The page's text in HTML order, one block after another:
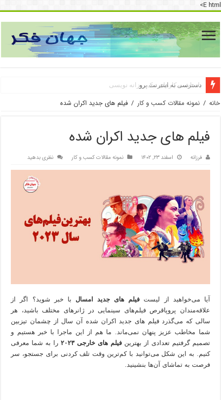
E html>
دسترسی به اینترنت پرو
خانه / نمونه مقالات کسب و کار / فیلم های جدید اکران شده
فیلم های جدید اکران شده
فرزانه اسفند ۲۳, ۱۴۰۲ نمونه مقالات کسب و کار نظری بدهید
آیا می‌خواهید از لیست فیلم های جدید امسال با خبر شوید؟ اگر از
علاقه‌مندان پروپاقرص فیلم‌های سینمایی در ژانرهای مختلف باشید، هر
سالی که می‌گذرد فیلم های جدید اکران شده آن سال از چشمان تیزبین
شما مخاطب عزیز پنهان نمی‌ماند. ما هم از این ماجرا با خبر هستیم و
تصمیم گرفتیم تعدادی از بهترینفیلم های خارجی ۲۰۲۳
را به شما معرفی
کنیم. به این شکل می‌توانید با کم‌ترین وقت تلف کردنی برای جستجو، سر
فرصت به تماشای آن‌ها بنشینید.